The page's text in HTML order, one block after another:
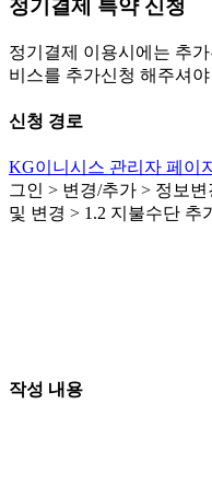
정기결제 특약 신청
정기결제 이용시에는 추
비스를 추가신청 해주셔
신청 경로
KG이니시스 관리자 페이
그인 > 변경/추가 > 정보
및 변경 > 1.2 지불수단 추
작성 내용